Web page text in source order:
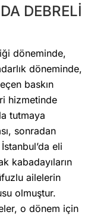
DEBRELİ
döneminde,
döneminde,
baskın
hizmetinde
tutmaya
sonradan
eli
kabadayıların
ailelerin
olmuştur.
o dönem için